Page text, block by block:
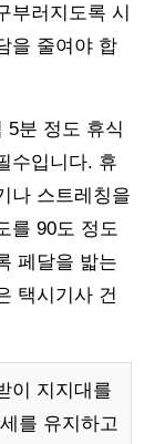
부러지도록 시
을 줄여야 합
5분 정도 휴식
수입니다. 휴
나 스트레칭을
를 90도 정도
페달을 밟는
택시기사 건
이 지지대를
를 유지하고